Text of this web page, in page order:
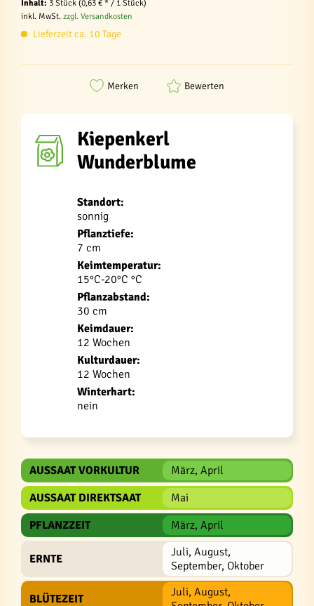
Inhalt: 3 Stück (0,63 € * / 1 Stück)
inkl. MwSt. zzgl. Versandkosten
Lieferzeit ca. 10 Tage
Merken Bewerten
Kiepenkerl
Wunderblume
Standort:
sonnig
Pflanztiefe:
7 cm
Keimtemperatur:
15°C-20°C °C
Pflanzabstand:
30 cm
Keimdauer:
12 Wochen
Kulturdauer:
12 Wochen
Winterhart:
nein
AUSSAAT VORKULTUR
März, April
AUSSAAT DIREKTSAAT
Mai
PFLANZZEIT
März, April
ERNTE
Juli, August,
September, Oktober
BLÜTEZEIT
Juli, August,